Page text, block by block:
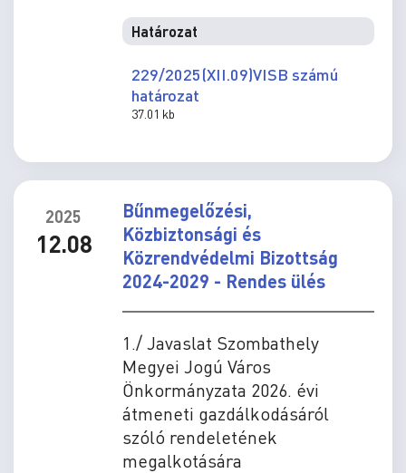
Határozat
229/2025(XII.09)VISB számú
határozat
37.01 kb
2025
12.08
Bűnmegelőzési,
Közbiztonsági és
Közrendvédelmi Bizottság
2024-2029 - Rendes ülés
1./ Javaslat Szombathely
Megyei Jogú Város
Önkormányzata 2026. évi
átmeneti gazdálkodásáról
szóló rendeletének
megalkotására